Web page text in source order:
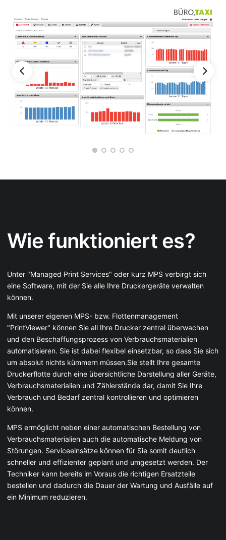
Wie funktioniert es?
Unter "Managed Print Services" oder kurz MPS verbirgt sich
eine Software, mit der Sie alle Ihre Druckergeräte verwalten
können.
Mit unserer eigenen MPS- bzw. Flottenmanagement
"PrintViewer" können Sie all Ihre Drucker zentral überwachen
und den Beschaffungsprozess von Verbrauchsmaterialien
automatisieren. Sie ist dabei flexibel einsetzbar, so dass Sie sich
um absolut nichts kümmern müssen.Sie stellt Ihre gesamte
Druckerflotte durch eine übersichtliche Darstellung aller Geräte,
Verbrauchsmaterialien und Zählerstände dar, damit Sie Ihre
Verbrauch und Bedarf zentral kontrollieren und optimieren
können.
MPS ermöglicht neben einer automatischen Bestellung von
Verbrauchsmaterialien auch die automatische Meldung von
Störungen. Serviceeinsätze können für Sie somit deutlich
schneller und effizienter geplant und umgesetzt werden. Der
Techniker kann bereits im Voraus die richtigen Ersatzteile
bestellen und dadurch die Dauer der Wartung und Ausfälle auf
ein Minimum reduzieren.